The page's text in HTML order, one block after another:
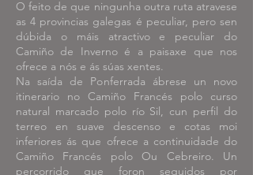
O feito de que ningunha outra ruta atravese
as 4 provincias galegas é peculiar, pero sen
dúbida o máis atractivo e peculiar do
Camiño de Inverno é a paisaxe que nos
ofrece a nós e ás súas xentes.
Na saída de Ponferrada ábrese un novo
itinerario no Camiño Francés polo curso
natural marcado polo río Sil, cun perfil do
terreo en suave descenso e cotas moi
inferiores ás que ofrece a continuidade do
Camiño Francés polo Ou Cebreiro. Un
percorrido que foron seguidos por